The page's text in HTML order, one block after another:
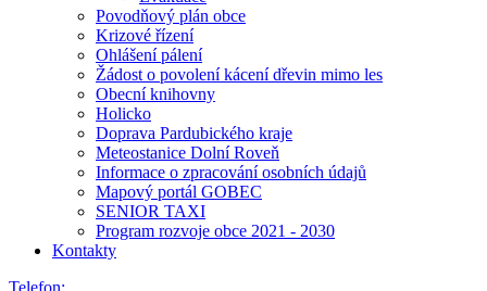
Povodňový plán obce
Krizové řízení
Ohlášení pálení
Žádost o povolení kácení dřevin mimo les
Obecní knihovny
Holicko
Doprava Pardubického kraje
Meteostanice Dolní Roveň
Informace o zpracování osobních údajů
Mapový portál GOBEC
SENIOR TAXI
Program rozvoje obce 2021 - 2030
Kontakty
Telefon: